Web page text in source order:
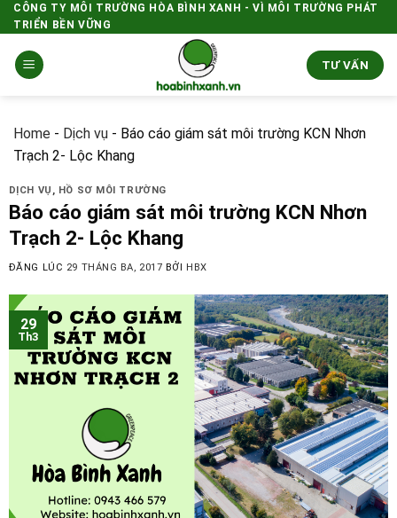
Skip
to
content
CÔNG TY MÔI TRƯỜNG HÒA BÌNH XANH - VÌ MÔI TRƯỜNG PHÁT
TRIỂN BỀN VỮNG
TƯ VẤN
Home - Dịch vụ - Báo cáo giám sát môi trường KCN Nhơn
Trạch 2- Lộc Khang
DỊCH VỤ , HỒ SƠ MÔI TRƯỜNG
Báo cáo giám sát môi trường KCN Nhơn
Trạch 2- Lộc Khang
ĐĂNG LÚC 29 THÁNG BA, 2017 BỞI HBX
29
Th3